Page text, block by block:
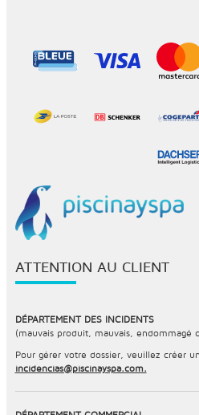
ATTENTION AU CLIENT
DÉPARTEMENT DES INCIDENTS
(mauvais produit, mauvais, endommagé
Pour gérer votre dossier, veuillez créer
incidencias@piscinayspa.com.